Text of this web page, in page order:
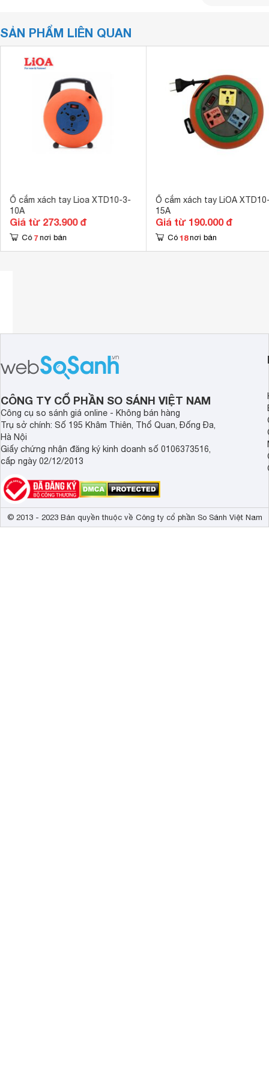
SẢN PHẨM LIÊN QUAN
Ổ cắm xách tay Lioa XTD10-3-
10A
Giá từ 273.900 đ
Có 7 nơi bán
Ổ cắm xách tay LiOA
15A
Giá từ 190.000 đ
Có 18 nơi bán
CÔNG TY CỔ PHẦN SO SÁNH VIỆT NAM
Công cụ so sánh giá online - Không bán hàng
Trụ sở chính: Số 195 Khâm Thiên, Thổ Quan, Đống Đa,
Hà Nội
Giấy chứng nhận đăng ký kinh doanh số 0106373516,
cấp ngày 02/12/2013
© 2013 - 2023 Bản quyền thuộc về Công ty cổ phần So Sánh Việt Nam